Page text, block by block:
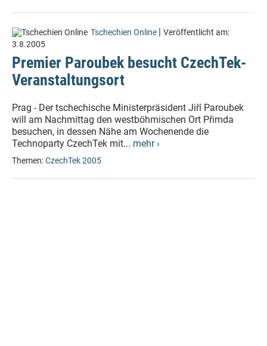
Tschechien Online | Veröffentlicht am:
3.8.2005
Premier Paroubek besucht CzechTek-
Veranstaltungsort
Prag - Der tschechische Ministerpräsident Jiří Paroubek
will am Nachmittag den westböhmischen Ort Přimda
besuchen, in dessen Nähe am Wochenende die
Technoparty CzechTek mit... mehr ›
Themen:CzechTek 2005